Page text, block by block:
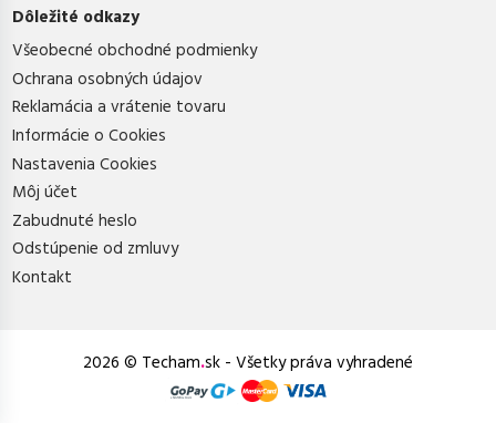
Dôležité odkazy
Všeobecné obchodné podmienky
Ochrana osobných údajov
Reklamácia a vrátenie tovaru
Informácie o Cookies
Nastavenia Cookies
Môj účet
Zabudnuté heslo
Odstúpenie od zmluvy
Kontakt
2026 © Techam.sk - Všetky práva vyhradené